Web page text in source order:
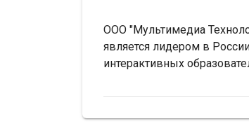
ООО "Мультимедиа
является лидером в
интерактивных